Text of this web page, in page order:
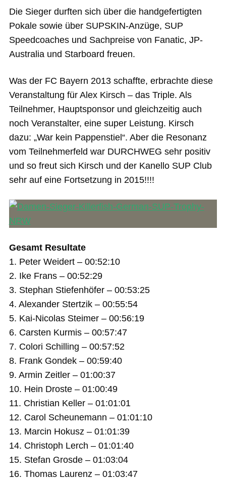
Die Sieger durften sich über die handgefertigten
Pokale sowie über SUPSKIN-Anzüge, SUP
Speedcoaches und Sachpreise von Fanatic, JP-
Australia und Starboard freuen.
Was der FC Bayern 2013 schaffte, erbrachte diese
Veranstaltung für Alex Kirsch – das Triple. Als
Teilnehmer, Hauptsponsor und gleichzeitig auch
noch Veranstalter, eine super Leistung. Kirsch
dazu: „War kein Pappenstiel“. Aber die Resonanz
vom Teilnehmerfeld war DURCHWEG sehr positiv
und so freut sich Kirsch und der Kanello SUP Club
sehr auf eine Fortsetzung in 2015!!!!
Gesamt Resultate
1. Peter Weidert – 00:52:10
2. Ike Frans – 00:52:29
3. Stephan Stiefenhöfer – 00:53:25
4. Alexander Stertzik – 00:55:54
5. Kai-Nicolas Steimer – 00:56:19
6. Carsten Kurmis – 00:57:47
7. Colori Schilling – 00:57:52
8. Frank Gondek – 00:59:40
9. Armin Zeitler – 01:00:37
10. Hein Droste – 01:00:49
11. Christian Keller – 01:01:01
12. Carol Scheunemann – 01:01:10
13. Marcin Hokusz – 01:01:39
14. Christoph Lerch – 01:01:40
15. Stefan Grosde – 01:03:04
16. Thomas Laurenz – 01:03:47